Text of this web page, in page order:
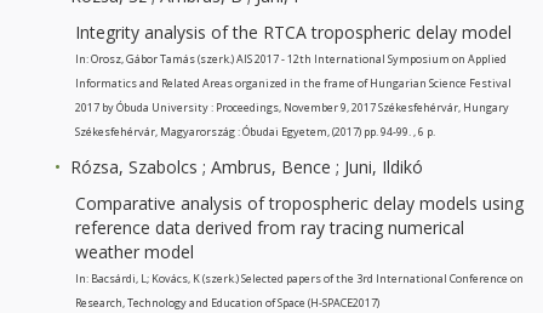
Integrity analysis of the RTCA tropospheric delay model
In: Orosz, Gábor Tamás (szerk.) AIS 2017 - 12th International Symposium on Applied
Informatics and Related Areas organized in the frame of Hungarian Science Festival
2017 by Óbuda University : Proceedings, November 9, 2017 Székesfehérvár, Hungary
Székesfehérvár, Magyarország : Óbudai Egyetem, (2017) pp. 94-99. , 6 p.
Rózsa, Szabolcs ; Ambrus, Bence ; Juni, Ildikó
Comparative analysis of tropospheric delay models using
reference data derived from ray tracing numerical
weather model
In: Bacsárdi, L; Kovács, K (szerk.) Selected papers of the 3rd International Conference on
Research, Technology and Education of Space (H-SPACE2017)